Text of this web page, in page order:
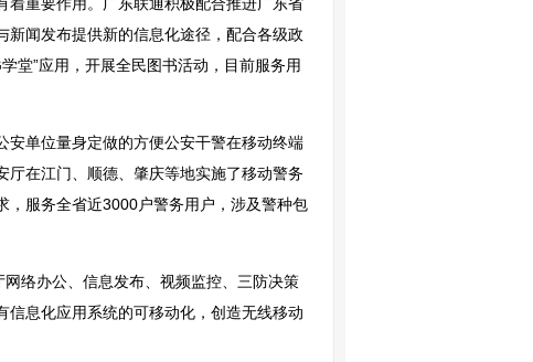
闻发布提供新的信息化途径，配合各级政
堂”应用，开展全民图书活动，目前服务用
单位量身定做的方便公安干警在移动终端
厅在江门、顺德、肇庆等地实施了移动警务
，服务全省近3000户警务用户，涉及警种包
络办公、信息发布、视频监控、三防决策
息化应用系统的可移动化，创造无线移动